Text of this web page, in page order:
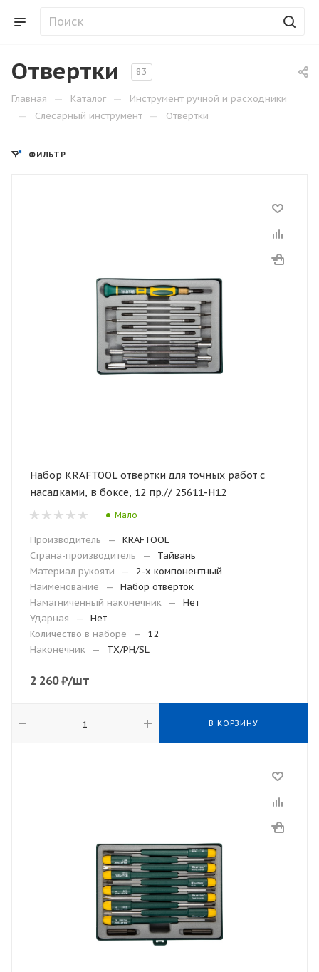
Отвертки 83
Главная — Каталог — Инструмент ручной и расходники
— Слесарный инструмент — Отвертки
ФИЛЬТР
Набор KRAFTOOL отвертки для точных работ с
насадками, в боксе, 12 пр.// 25611-H12
Мало
Производитель —
KRAFTOOL
Страна-производитель
—
Тайвань
Материал рукояти
—
2-х компонентный
Наименование
—
Набор отверток
Намагниченный наконечник
—
Нет
Ударная
—
Нет
Количество в наборе
—
12
Наконечник
— TX/PH/SL
2 260₽/шт
В КОРЗИНУ